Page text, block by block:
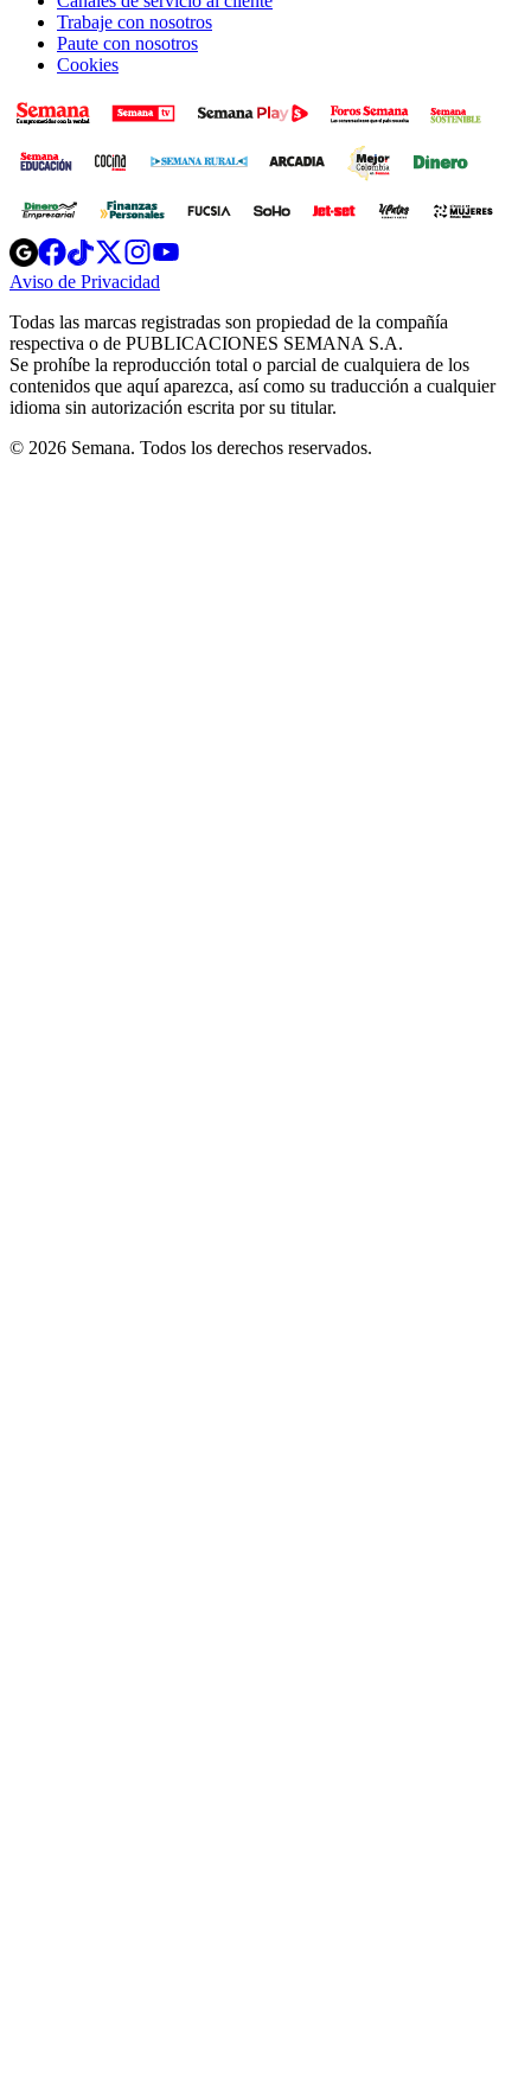
Trabaje con nosotros
Paute con nosotros
Cookies
Opens
in
new
Opens
in
new
Opens
in
new
window
Opens
new
windowwindow
Aviso de Privacidad
new
window
Todas las marcas registradas son propiedad de la compañía
respectiva o de PUBLICACIONES SEMANA S.A.
Se prohíbe la reproducción total o parcial de cualquiera de los
contenidos que aquí aparezca, así como su traducción a cualquier
idioma sin autorización escrita por su titular.
© 2026 Semana. Todos los derechos reservados.